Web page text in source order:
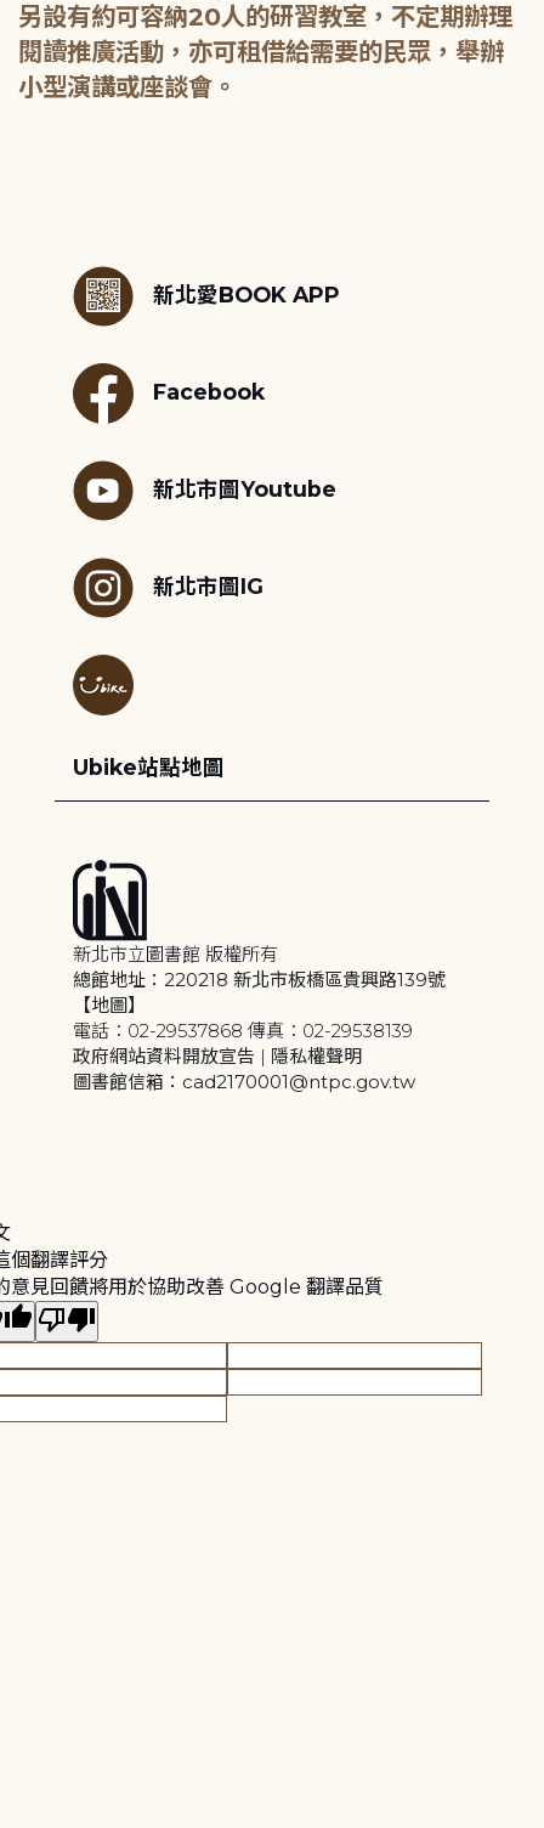
另設有約可容納20人的研習教室，不定期辦理
閱讀推廣活動，亦可租借給需要的民眾，舉辦
小型演講或座談會。
新北愛BOOK APP
Facebook
新北市圖Youtube
新北市圖IG
Ubike站點地圖
新北市立圖書館 版權所有
總館地址：220218 新北市板橋區貴興路139號
【地圖】
電話：02-29537868 傳真：02-29538139
政府網站資料開放宣告 | 隱私權聲明
圖書館信箱：cad2170001@ntpc.gov.tw
個翻譯評分
意見回饋將用於協助改善 Google 翻譯品質